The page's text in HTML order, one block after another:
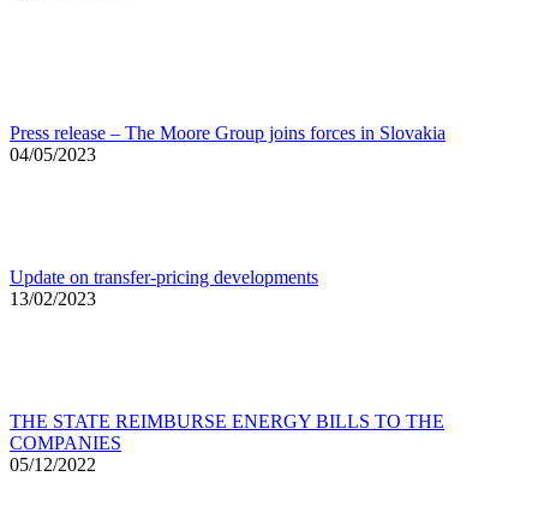
Press release – The Moore Group joins forces in Slovakia
04/05/2023
Update on transfer-pricing developments
13/02/2023
THE STATE REIMBURSE ENERGY BILLS TO THE
COMPANIES
05/12/2022